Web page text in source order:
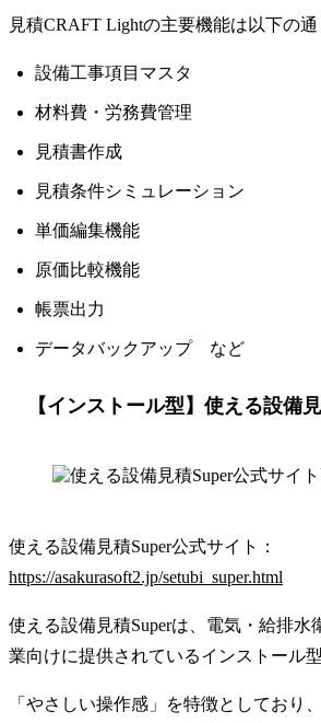
見積CRAFT Lightの主要機能は以下の通
設備工事項目マスタ
材料費・労務費管理
見積書作成
見積条件シミュレーション
単価編集機能
原価比較機能
帳票出力
データバックアップ など
【インストール型】使える設備
使える設備見積Super公式サイト：
https://asakurasoft2.jp/setubi_super.html
使える設備見積Superは、電気・給排水
業向けに提供されているインストール
「やさしい操作感」を特徴としており